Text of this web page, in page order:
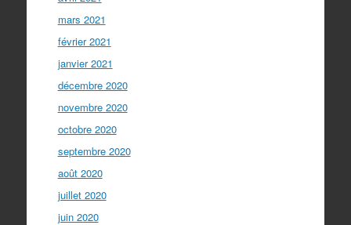
mars 2021
février 2021
janvier 2021
décembre 2020
novembre 2020
octobre 2020
septembre 2020
août 2020
juillet 2020
juin 2020